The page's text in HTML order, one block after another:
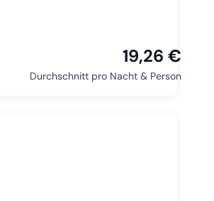
19,26 €
Durchschnitt pro Nacht & Person